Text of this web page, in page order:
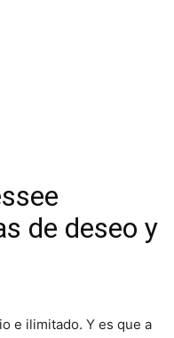
de deseo y
e ilimitado. Y es que a